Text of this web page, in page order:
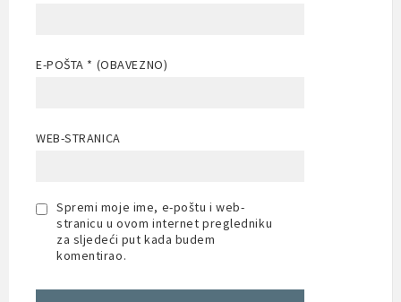
E-POŠTA * (OBAVEZNO)
WEB-STRANICA
Spremi moje ime, e-poštu i web-
stranicu u ovom internet pregledniku
za sljedeći put kada budem
komentirao.